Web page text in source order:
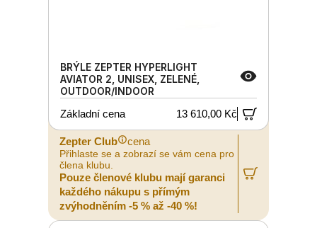
BRÝLE ZEPTER HYPERLIGHT
AVIATOR 2, UNISEX, ZELENÉ,
OUTDOOR/INDOOR
Základní cena
13 610,00 Kč
Zepter Club cena
Přihlaste se a zobrazí se vám cena pro
člena klubu.
Pouze členové klubu mají garanci
každého nákupu s přímým
zvýhodněním -5 % až -40 %!